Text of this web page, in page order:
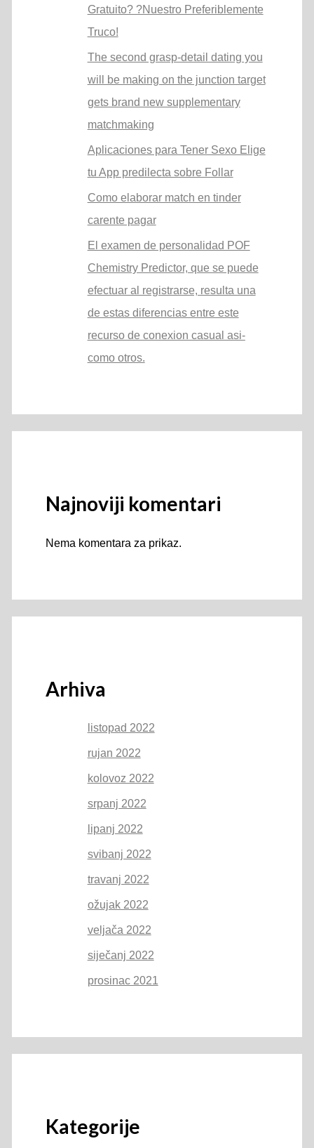
Gratuito? ?Nuestro Preferiblemente
Truco!
The second grasp-detail dating you
will be making on the junction target
gets brand new supplementary
matchmaking
Aplicaciones para Tener Sexo Elige
tu App predilecta sobre Follar
Como elaborar match en tinder
carente pagar
El examen de personalidad POF
Chemistry Predictor, que se puede
efectuar al registrarse, resulta una
de estas diferencias entre este
recurso de conexion casual asi­
como otros.
Najnoviji komentari
Nema komentara za prikaz.
Arhiva
listopad 2022
rujan 2022
kolovoz 2022
srpanj 2022
lipanj 2022
svibanj 2022
travanj 2022
ožujak 2022
veljača 2022
siječanj 2022
prosinac 2021
Kategorije